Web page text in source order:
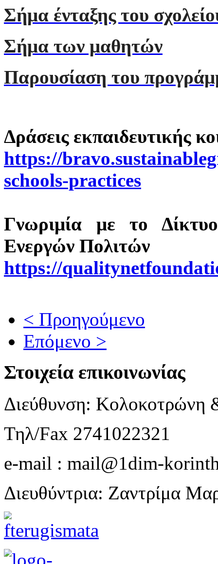
Σήμα ένταξης του
Σήμα των μαθητών
Παρουσίαση του
Δράσεις εκπαιδευτικής
https://
schools-practices
Γνωριμία με το
Ενεργών Πολιτών
https://
< Προηγούμενο
Επόμενο >
Στοιχεία επικοινωνίας
Διεύθυνση: Κολοκοτρώνη
Τηλ/Fax 2741022321
e-mail : mail@1dim-
Διευθύντρια: Ζαντρίμα